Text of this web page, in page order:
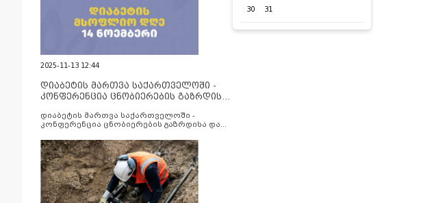
2025-11-13 12:44
დიაბეტის მართვა საქართველოში -
კონფერენცია ცნობიერების გაზრდისა
დიაბეტის მართვა საქართველოში -
კონფერენცია ცნობიერების გაზრდისა და
30
31